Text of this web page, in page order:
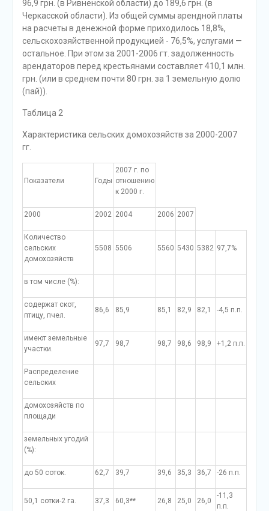
96,9 грн. (в Ривненской области) до 189,6 грн. (в
Черкасской области). Из общей суммы арендной платы
на расчеты в денежной форме приходилось 18,8%,
сельскохозяйственной продукцией - 76,5%, услугами —
остальное. При этом за 2001-2006 гт. задолженность
арендаторов перед крестьянами составляет 410,1 млн.
грн. (или в среднем почти 80 грн. за 1 земельную долю
(пай)).
Таблица 2
Характеристика сельских домохозяйств за 2000-2007
гг.
Показатели Годы
2007 г. по
отношению
к 2000 г.
2000 2002 2004 2006 2007
Количество
сельских
домохозяйств
5508 5506 5560 5430 5382 97,7%
в том числе (%):
содержат скот,
птицу, пчел.
86,6 85,9 85,1 82,9 82,1 -4,5 п.п.
имеют земельные
участки.
97,7 98,7 98,7 98,6 98,9 +1,2 п.п.
Распределение
сельских
домохозяйств по
площади
земельных угодий
(%):
до 50 соток. 62,7 39,7 39,6 35,3 36,7 -26 п.п.
50,1 сотки-2 га. 37,3 60,3** 26,8 25,0 26,0
-11,3
п.п.